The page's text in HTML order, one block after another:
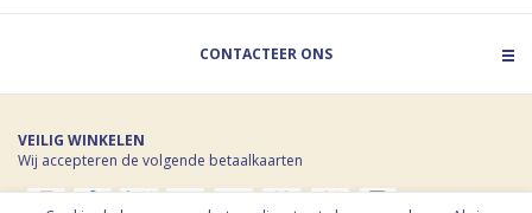
CONTACTEER ONS
VEILIG WINKELEN
Wij accepteren de volgende betaalkaarten